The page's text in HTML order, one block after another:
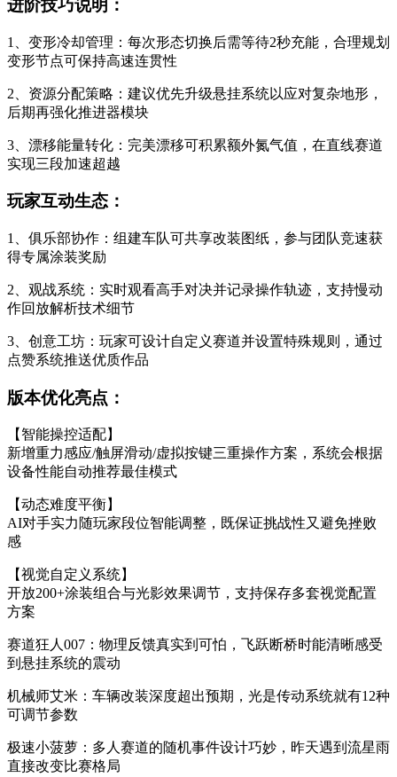
进阶技巧说明：
1、变形冷却管理：每次形态切换后需等待2秒充能，合理规划
变形节点可保持高速连贯性
2、资源分配策略：建议优先升级悬挂系统以应对复杂地形，
后期再强化推进器模块
3、漂移能量转化：完美漂移可积累额外氮气值，在直线赛道
实现三段加速超越
玩家互动生态：
1、俱乐部协作：组建车队可共享改装图纸，参与团队竞速获
得专属涂装奖励
2、观战系统：实时观看高手对决并记录操作轨迹，支持慢动
作回放解析技术细节
3、创意工坊：玩家可设计自定义赛道并设置特殊规则，通过
点赞系统推送优质作品
版本优化亮点：
【智能操控适配】
新增重力感应/触屏滑动/虚拟按键三重操作方案，系统会根据
设备性能自动推荐最佳模式
【动态难度平衡】
AI对手实力随玩家段位智能调整，既保证挑战性又避免挫败
感
【视觉自定义系统】
开放200+涂装组合与光影效果调节，支持保存多套视觉配置
方案
赛道狂人007：物理反馈真实到可怕，飞跃断桥时能清晰感受
到悬挂系统的震动
机械师艾米：车辆改装深度超出预期，光是传动系统就有12种
可调节参数
极速小菠萝：多人赛道的随机事件设计巧妙，昨天遇到流星雨
直接改变比赛格局